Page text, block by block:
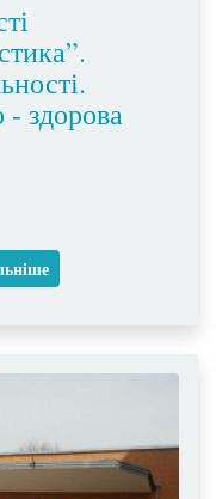
- здорова